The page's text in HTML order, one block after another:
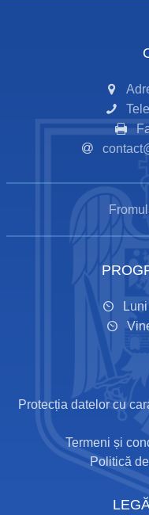
Protecția datelor cu
Termeni și
Politică